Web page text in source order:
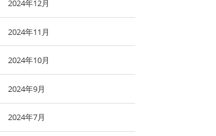
2024年12月
2024年11月
2024年10月
2024年9月
2024年7月